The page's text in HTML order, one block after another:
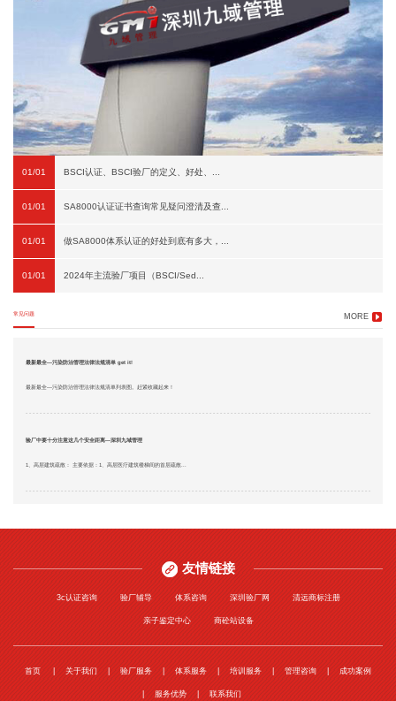
01/01 BSCI认证、BSCI验厂的定义、好处、...
01/01 SA8000认证证书查询常见疑问澄清及查...
01/01 做SA8000体系认证的好处到底有多大，...
01/01 2024年主流验厂项目（BSCI/Sed...
常见问题 MORE
最新最全—污染防治管理法律法规清单 get it!
最新最全—污染防治管理法律法规清单列表图。赶紧收藏起来！
验厂中要十分注意这几个安全距离—深圳九域管理
1、高层建筑疏散： 主要依据：1、高层医疗建筑楼梯间的首层疏散...
友情链接
3c认证咨询 验厂辅导 体系咨询 深圳验厂网 清远商标注册
亲子鉴定中心 商砼站设备
首页 关于我们 验厂服务 体系服务 培训服务 管理咨询 成功案例
服务优势 联系我们